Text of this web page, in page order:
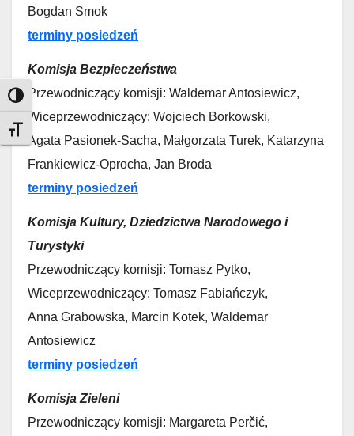
Toggle High Contrast
Toggle Font size
Bogdan Smok
terminy posiedzeń
Komisja Bezpieczeństwa
Przewodniczący komisji: Waldemar Antosiewicz,
Wiceprzewodniczący: Wojciech Borkowski,
Agata Pasionek-Sacha, Małgorzata Turek, Katarzyna
Frankiewicz-Oprocha, Jan Broda
terminy posiedzeń
Komisja Kultury, Dziedzictwa Narodowego i
Turystyki
Przewodniczący komisji: Tomasz Pytko,
Wiceprzewodniczący: Tomasz Fabiańczyk,
Anna Grabowska, Marcin Kotek, Waldemar
Antosiewicz
terminy posiedzeń
Komisja Zieleni
Przewodniczący komisji: Margareta Perčić,